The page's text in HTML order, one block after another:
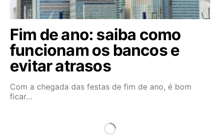
Fim de ano: saiba como
funcionam os bancos e
evitar atrasos
Com a chegada das festas de fim de ano, é bom
ficar…